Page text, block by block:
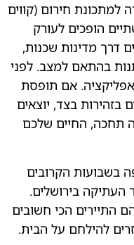
חירום (קווים
הופכים לעורק
דרך מדינות שכנות,
בהתאם למצב. לפני
אם תופסת
בצד, יוצאים
תחכה, החיים שלכם
בשבועות הקרובים
העתיקה בירושלים.
התיירים הכי חשובים
להילחם על הבית.